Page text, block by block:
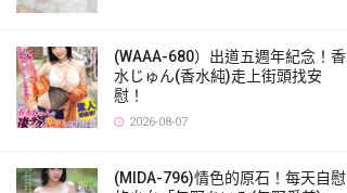
(WAAA-680）出道五週年紀念！香
水じゅん(香水純)走上街頭找安
慰！
2026-08-07
(MIDA-796)情色的原石！每天自慰